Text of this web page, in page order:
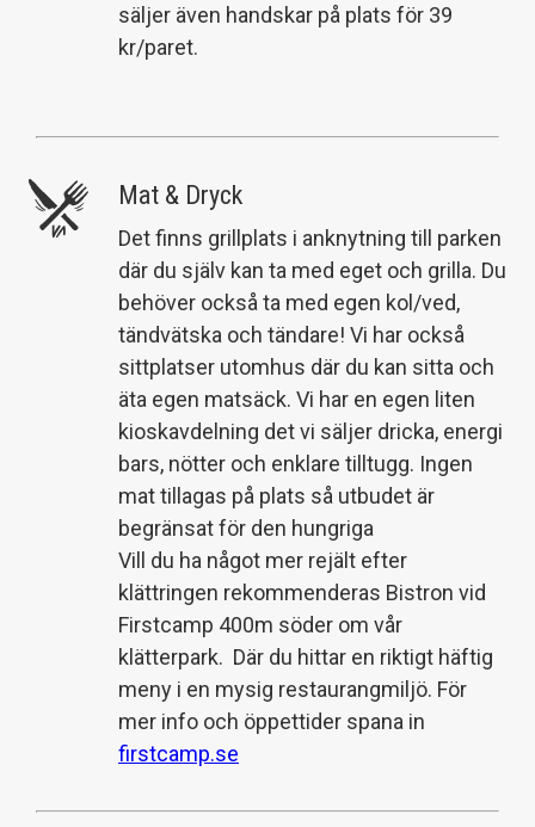
säljer även handskar på plats för 39
kr/paret.
Mat & Dryck
Det finns grillplats i anknytning till parken
där du själv kan ta med eget och grilla. Du
behöver också ta med egen kol/ved,
tändvätska och tändare! Vi har också
sittplatser utomhus där du kan sitta och
äta egen matsäck. Vi har en egen liten
kioskavdelning det vi säljer dricka, energi
bars, nötter och enklare tilltugg. Ingen
mat tillagas på plats så utbudet är
begränsat för den hungriga
Vill du ha något mer rejält efter
klättringen rekommenderas Bistron vid
Firstcamp 400m söder om vår
klätterpark. Där du hittar en riktigt häftig
meny i en mysig restaurangmiljö. För
mer info och öppettider spana in
firstcamp.se